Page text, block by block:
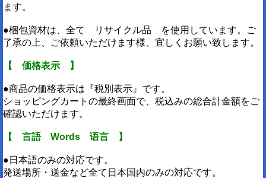
ます。
●梱包資材は、全て リサイクル品 を使用しています。ご
了承の上、ご依頼いただけます様、宜しくお願い致します。
【 価格表示 】
●商品の価格表示は『税別表示』です。
ショッピングカートの最終画面で、税込みの総合計金額をご
確認いただけます。
【 言語 Words 语言 】
●日本語のみの対応です。
発送場所・送金など全て日本国内のみの対応です。